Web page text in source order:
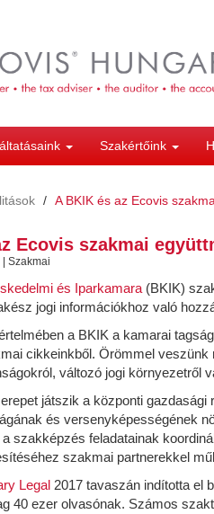
Szakértőink
A BKIK és az Ecovis
Ecovis szakmai
Szakmai
és Iparkamara (BKIK)
jogi információkhoz való
a BKIK a kamarai
cikkeinkből. Örömmel
változó jogi környezetről
játszik a központi
és versenyképességének
szakképzés feladatainak
szakmai partnerekkel
Legal 2017 tavaszán indította el
40 ezer olvasónak. Számos